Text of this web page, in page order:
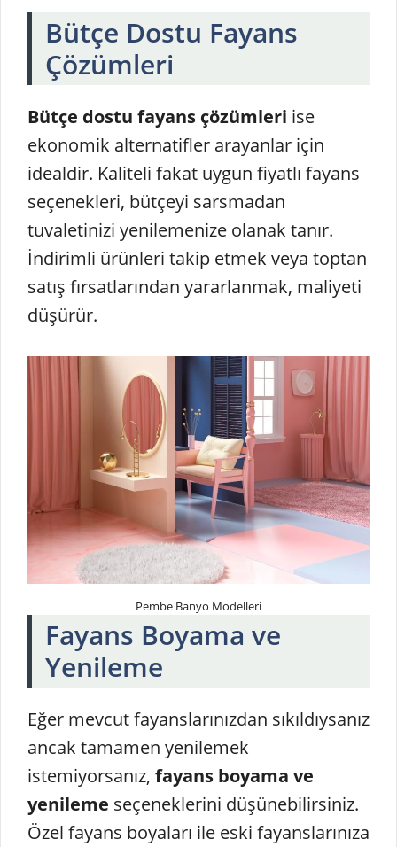
Bütçe Dostu Fayans
Çözümleri
Bütçe dostu fayans çözümleri ise
ekonomik alternatifler arayanlar için
idealdir. Kaliteli fakat uygun fiyatlı fayans
seçenekleri, bütçeyi sarsmadan
tuvaletinizi yenilemenize olanak tanır.
İndirimli ürünleri takip etmek veya toptan
satış fırsatlarından yararlanmak, maliyeti
düşürür.
Pembe Banyo Modelleri
Fayans Boyama ve
Yenileme
Eğer mevcut fayanslarınızdan sıkıldıysanız
ancak tamamen yenilemek
istemiyorsanız, fayans boyama ve
yenileme seçeneklerini düşünebilirsiniz.
Özel fayans boyaları ile eski fayanslarınıza